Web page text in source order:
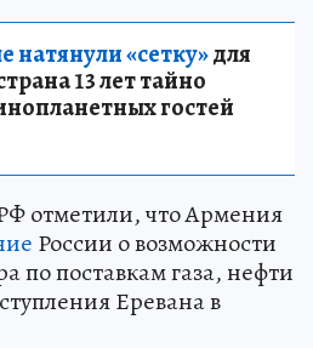
«сетку»для
13 лет тайно
гостей
отметили, что Армения
России о возможности
по поставкам газа, нефти
Еревана в